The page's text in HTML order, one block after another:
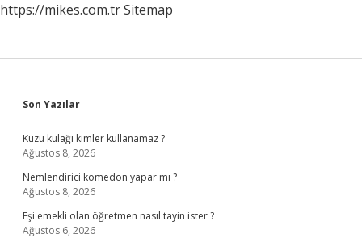
https://mikes.com.trSitemap
Sidebar
Son Yazılar
Kuzu kulağı kimler kullanamaz ?
Ağustos 8, 2026
Nemlendirici komedon yapar mı ?
Ağustos 8, 2026
Eşi emekli olan öğretmen nasıl tayin ister ?
Ağustos 6, 2026